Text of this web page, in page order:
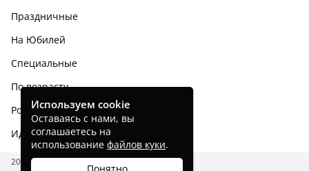
Праздничные
На Юбилей
Специальные
По возрасту
Родным и близким
Идеи тортов
2026 CAKES.RU
Используем cookie
Оставаясь с нами, вы
соглашаетесь на
использование файлов куки.
Понятно